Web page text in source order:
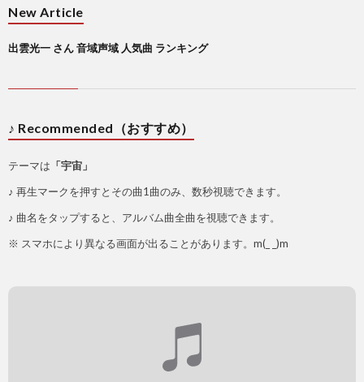
New Article
出雲光一 さん 音域声域 人気曲 ランキング
♪ Recommended（おすすめ）
テーマは 「宇宙」
♪ 再生マークを押すとその曲1曲のみ、数秒視聴できます。
♪ 曲名をタップすると、アルバム曲全曲を視聴できます。
※ スマホにより異なる画面が出ることがあります。m(_ _)m